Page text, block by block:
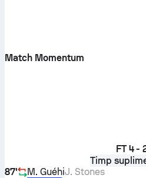
Match Momentum
FT 4 -
Timp
87'
M. GuéhiJ. Stones